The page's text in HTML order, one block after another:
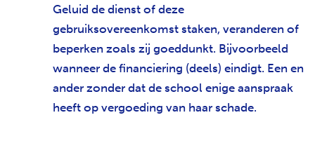
Geluid de dienst of deze
gebruiksovereenkomst staken, veranderen of
beperken zoals zij goeddunkt. Bijvoorbeeld
wanneer de financiering (deels) eindigt. Een en
ander zonder dat de school enige aanspraak
heeft op vergoeding van haar schade.